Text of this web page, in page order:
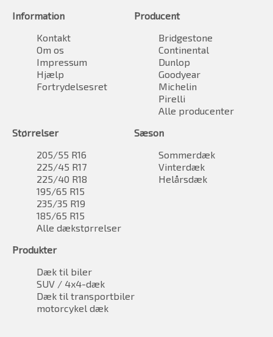
Information
Kontakt
Om os
Impressum
Hjælp
Fortrydelsesret
Producent
Bridgestone
Continental
Dunlop
Goodyear
Michelin
Pirelli
Alle producenter
Størrelser
205/55 R16
225/45 R17
225/40 R18
195/65 R15
235/35 R19
185/65 R15
Alle dækstørrelser
Sæson
Sommerdæk
Vinterdæk
Helårsdæk
Produkter
Dæk til biler
SUV / 4x4-dæk
Dæk til transportbiler
motorcykel dæk